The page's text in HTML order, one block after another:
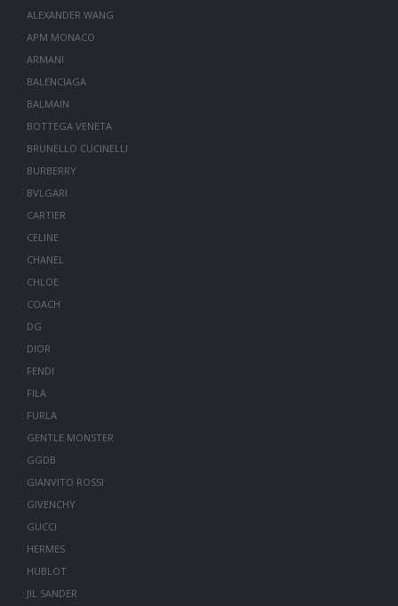
ALEXANDER WANG
APM MONACO
ARMANI
BALENCIAGA
BALMAIN
BOTTEGA VENETA
BRUNELLO CUCINELLI
BURBERRY
BVLGARI
CARTIER
CELINE
CHANEL
CHLOE
COACH
DG
DIOR
FENDI
FILA
FURLA
GENTLE MONSTER
GGDB
GIANVITO ROSSI
GIVENCHY
GUCCI
HERMES
HUBLOT
JIL SANDER